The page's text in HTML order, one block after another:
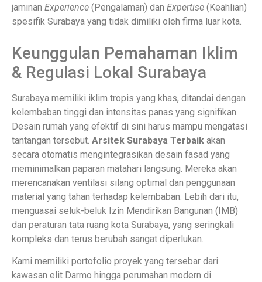
jaminan Experience (Pengalaman) dan Expertise (Keahlian)
spesifik Surabaya yang tidak dimiliki oleh firma luar kota.
Keunggulan Pemahaman Iklim
& Regulasi Lokal Surabaya
Surabaya memiliki iklim tropis yang khas, ditandai dengan
kelembaban tinggi dan intensitas panas yang signifikan.
Desain rumah yang efektif di sini harus mampu mengatasi
tantangan tersebut. Arsitek Surabaya Terbaik akan
secara otomatis mengintegrasikan desain fasad yang
meminimalkan paparan matahari langsung. Mereka akan
merencanakan ventilasi silang optimal dan penggunaan
material yang tahan terhadap kelembaban. Lebih dari itu,
menguasai seluk-beluk Izin Mendirikan Bangunan (IMB)
dan peraturan tata ruang kota Surabaya, yang seringkali
kompleks dan terus berubah sangat diperlukan.
Kami memiliki portofolio proyek yang tersebar dari
kawasan elit Darmo hingga perumahan modern di